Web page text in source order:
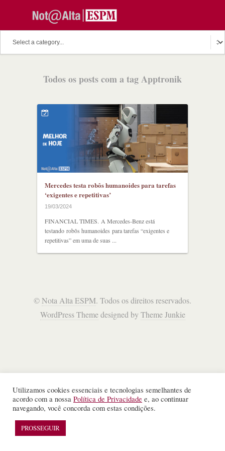
Todos os posts com a tag Apptronik
Mercedes testa robôs humanoides para tarefas
‘exigentes e repetitivas’
19/03/2024
FINANCIAL TIMES. A Mercedes-Benz está
testando robôs humanoides para tarefas “exigentes e
repetitivas” em uma de suas ...
©Nota Alta ESPM. Todos os direitos reservados.
WordPress Themedesigned by Theme Junkie
Utilizamos cookies essenciais e tecnologias semelhantes de
acordo com a nossa Política de Privacidade e, ao continuar
navegando, você concorda com estas condições.
PROSSEGUIR